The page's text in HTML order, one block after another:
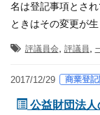
名は登記事項とさ
ときはその変更が
評議員会, 評議員
2017/12/29 商業登
公益財団法